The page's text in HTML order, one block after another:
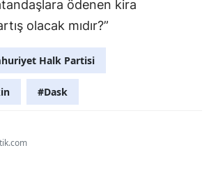
ödenen kira
olacak mıdır?”
Halk Partisi
#Dask